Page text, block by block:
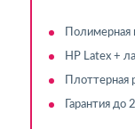
Полимерная
HP Latex +
Плоттерная
Гарантия до